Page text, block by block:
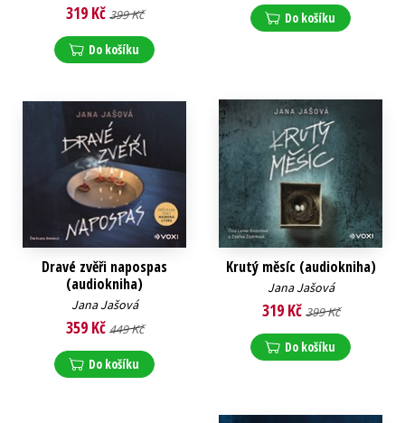
319 Kč 399 Kč
Do košíku
Do košíku
Dravé zvěři napospas
(audiokniha)
Jana Jašová
359 Kč 449 Kč
Do košíku
Krutý měsíc (audiokniha)
Jana Jašová
319 Kč 399 Kč
Do košíku